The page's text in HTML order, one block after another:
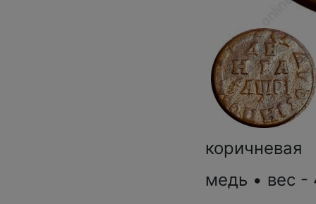
коричневая
медь • вес -